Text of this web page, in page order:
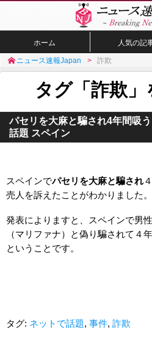
ホーム 人気の記
ニュース速報Japan 詐欺
タグ「詐欺
パセリを大麻と騙され4年間吸
話題 スペイン
スペインでパセリを大麻と騙され
売人を訴えたことがわかりました。
発表によりますと、スペインで男
（マリファナ）と偽り騙されて４
ということです。
タグ: ネットで話題, 事件, 詐欺